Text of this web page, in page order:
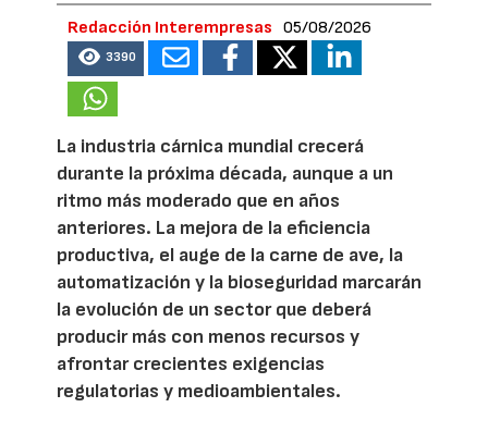
Redacción Interempresas 05/08/2026
3390
La industria cárnica mundial crecerá
durante la próxima década, aunque a un
ritmo más moderado que en años
anteriores. La mejora de la eficiencia
productiva, el auge de la carne de ave, la
automatización y la bioseguridad marcarán
la evolución de un sector que deberá
producir más con menos recursos y
afrontar crecientes exigencias
regulatorias y medioambientales.